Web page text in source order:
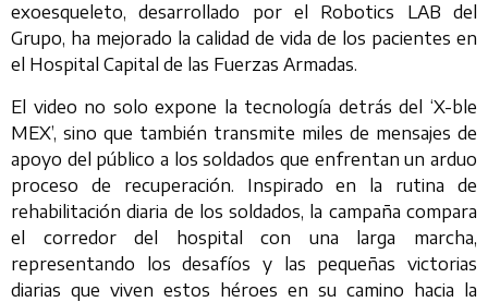
exoesqueleto, desarrollado por el Robotics LAB del
Grupo, ha mejorado la calidad de vida de los pacientes en
el Hospital Capital de las Fuerzas Armadas.
El video no solo expone la tecnología detrás del ‘X-ble
MEX’, sino que también transmite miles de mensajes de
apoyo del público a los soldados que enfrentan un arduo
proceso de recuperación. Inspirado en la rutina de
rehabilitación diaria de los soldados, la campaña compara
el corredor del hospital con una larga marcha,
representando los desafíos y las pequeñas victorias
diarias que viven estos héroes en su camino hacia la